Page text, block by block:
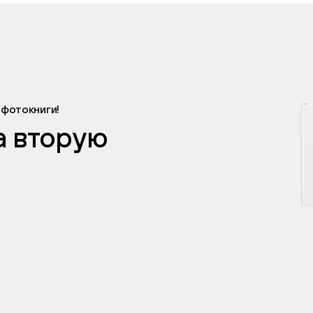
вторую